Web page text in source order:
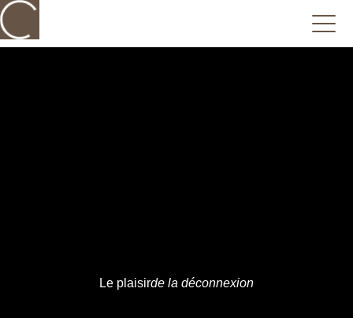
Le plaisirde la déconnexion